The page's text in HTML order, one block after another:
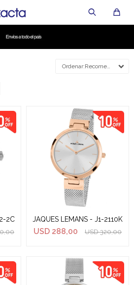
Recomendados
2C JAQUES LEMANS - J1-2110K
USD 288,00 USD 320,00